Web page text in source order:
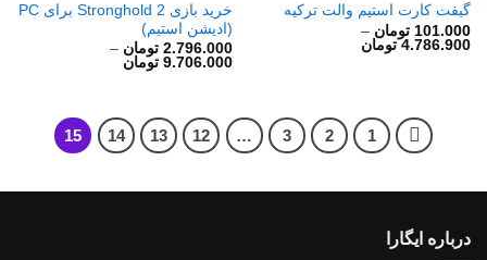
گیفت کارت استیم والت ترکیه
101.000 تومان –
4.786.900 تومانمحدوده
خرید بازی Stronghold 2 برای PC
(ادیشن استیم)
2.796.000 تومان –
9.706.000 تومانمحدوده
9.706.000 تومان
1
2
3
…
12
13
14
15
درباره ایگارا